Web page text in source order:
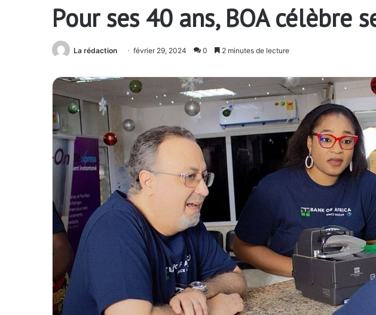
Pour ses 40 ans, BOA célèbre
La rédaction février 29, 2024 0 2 minutes de lecture